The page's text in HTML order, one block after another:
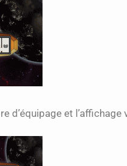
d’équipage et